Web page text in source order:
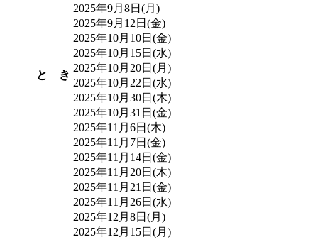
と き
2025年9月8日(月)
2025年9月12日(金)
2025年10月10日(金)
2025年10月15日(水)
2025年10月20日(月)
2025年10月22日(水)
2025年10月30日(木)
2025年10月31日(金)
2025年11月6日(木)
2025年11月7日(金)
2025年11月14日(金)
2025年11月20日(木)
2025年11月21日(金)
2025年11月26日(水)
2025年12月8日(月)
2025年12月15日(月)